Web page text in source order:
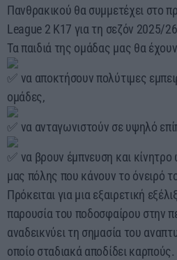
Πανθρακικού θα συμμετέχει στο
League 2 Κ17 για τη σεζόν 2025/
Τα παιδιά της ομάδας μας θα
να αποκτήσουν πολύτιμες
ομάδες,
να ανταγωνιστούν σε υψηλό
να βρουν έμπνευση και κίνητρο
μας πόλης που κάνουν το όνειρό
Πρόκειται για μια εξαιρετική
παρουσία του ποδοσφαίρου στην
αναδεικνύει τη σημασία του
οποίο σταδιακά αποδίδει καρπούς.